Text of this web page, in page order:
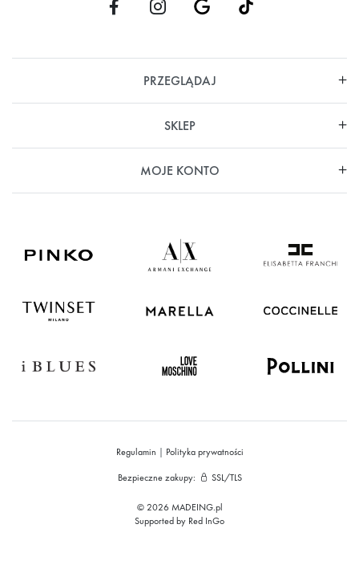
PRZEGLĄDAJ
SKLEP
MOJE KONTO
Regulamin | Polityka prywatności
Bezpieczne zakupy:
SSL/TLS
© 2026 MADEING.pl
Supported by Red InGo